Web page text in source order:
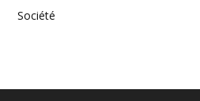
Société